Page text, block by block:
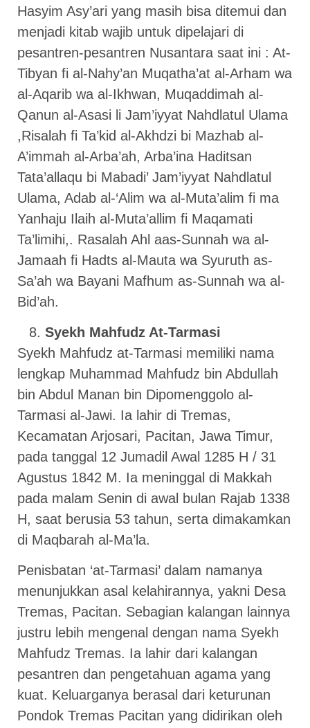
Hasyim Asy’ari yang masih bisa ditemui dan
menjadi kitab wajib untuk dipelajari di
pesantren-pesantren Nusantara saat ini : At-
Tibyan fi al-Nahy’an Muqatha’at al-Arham wa
al-Aqarib wa al-Ikhwan, Muqaddimah al-
Qanun al-Asasi li Jam’iyyat Nahdlatul Ulama
,Risalah fi Ta’kid al-Akhdzi bi Mazhab al-
A’immah al-Arba’ah, Arba’ina Haditsan
Tata’allaqu bi Mabadi’ Jam’iyyat Nahdlatul
Ulama, Adab al-‘Alim wa al-Muta’alim fi ma
Yanhaju Ilaih al-Muta’allim fi Maqamati
Ta’limihi,. Rasalah Ahl aas-Sunnah wa al-
Jamaah fi Hadts al-Mauta wa Syuruth as-
Sa’ah wa Bayani Mafhum as-Sunnah wa al-
Bid’ah.
Syekh Mahfudz At-Tarmasi
Syekh Mahfudz at-Tarmasi memiliki nama
lengkap Muhammad Mahfudz bin Abdullah
bin Abdul Manan bin Dipomenggolo al-
Tarmasi al-Jawi. Ia lahir di Tremas,
Kecamatan Arjosari, Pacitan, Jawa Timur,
pada tanggal 12 Jumadil Awal 1285 H / 31
Agustus 1842 M. Ia meninggal di Makkah
pada malam Senin di awal bulan Rajab 1338
H, saat berusia 53 tahun, serta dimakamkan
di Maqbarah al-Ma’la.
Penisbatan ‘at-Tarmasi’ dalam namanya
menunjukkan asal kelahirannya, yakni Desa
Tremas, Pacitan. Sebagian kalangan lainnya
justru lebih mengenal dengan nama Syekh
Mahfudz Tremas. Ia lahir dari kalangan
pesantren dan pengetahuan agama yang
kuat. Keluarganya berasal dari keturunan
Pondok Tremas Pacitan yang didirikan oleh